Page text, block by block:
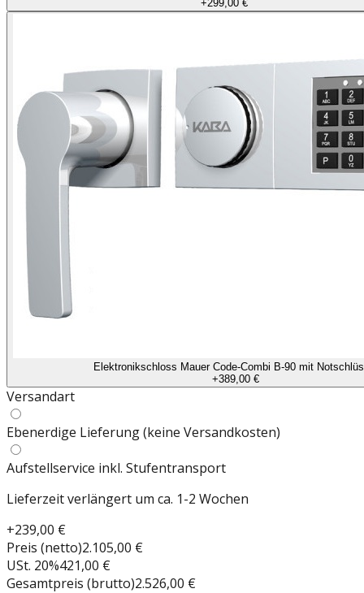
+299,00 €
Elektronikschloss Mauer Code-Combi B-90 mit
+389,00 €
Versandart
Ebenerdige Lieferung (keine Versandkosten)
Aufstellservice inkl. Stufentransport
Lieferzeit verlängert um ca. 1-2 Wochen
+239,00 €
Preis (netto)2.105,00 €
USt. 20%421,00 €
Gesamtpreis (brutto)2.526,00 €